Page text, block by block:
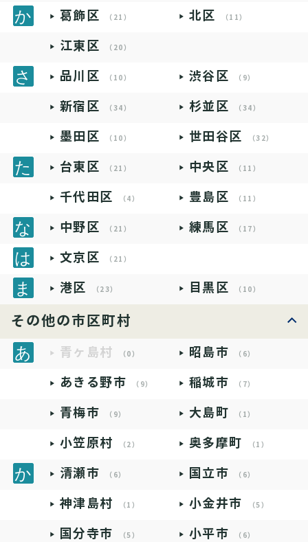
葛飾区 （21） 北区 （11）
江東区 （20）
品川区 （10） 渋谷区 （9）
新宿区 （34） 杉並区 （34）
墨田区 （10） 世田谷区 （32）
台東区 （21） 中央区 （11）
千代田区 （4） 豊島区 （11）
中野区 （21） 練馬区 （17）
文京区 （21）
港区 （23） 目黒区 （10）
その他の市区町村
青ヶ島村 （0） 昭島市 （6）
あきる野市 （9） 稲城市 （7）
青梅市 （9） 大島町 （1）
小笠原村 （2） 奥多摩町 （1）
清瀬市 （6） 国立市 （6）
神津島村 （1） 小金井市 （5）
国分寺市 （5） 小平市 （6）